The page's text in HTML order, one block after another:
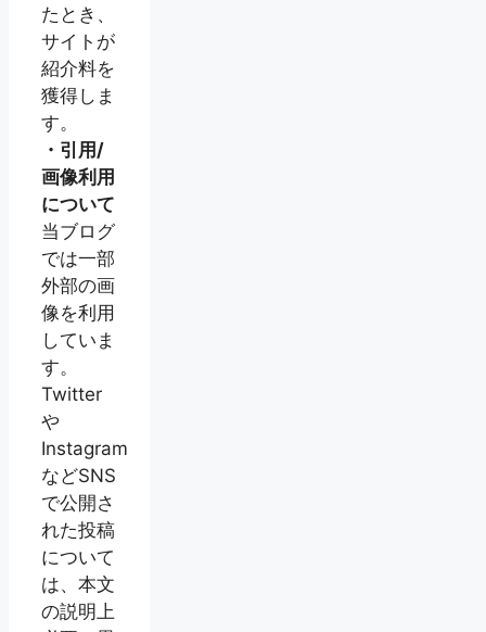
たとき、
サイトが
紹介料を
獲得しま
す。
・引用/
画像利用
について
当ブログ
では一部
外部の画
像を利用
していま
す。
Twitter
や
Instagram
などSNS
で公開さ
れた投稿
について
は、本文
の説明上